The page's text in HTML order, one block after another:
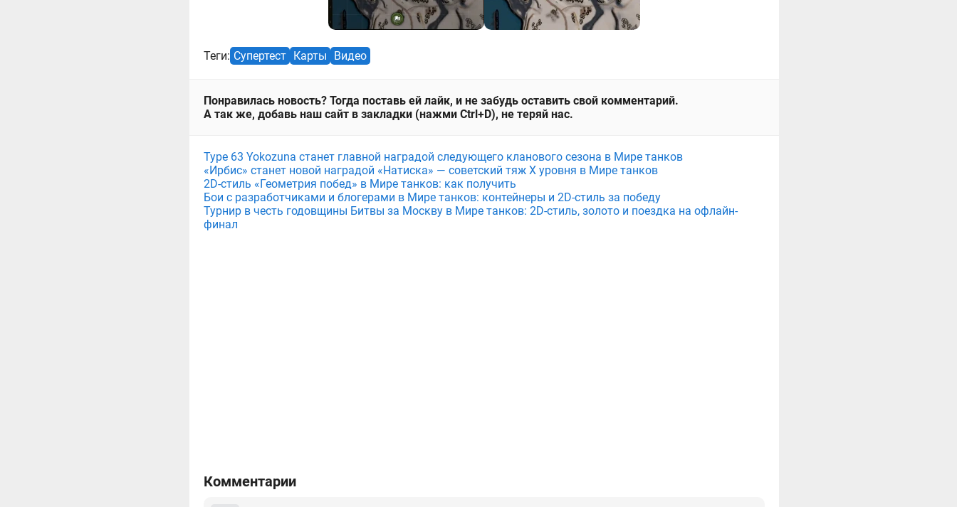
Теги: Супертест Карты Видео
Понравилась новость? Тогда поставь ей лайк, и не забудь оставить свой комментарий.
А так же, добавь наш сайт в закладки (нажми Ctrl+D), не теряй нас.
Type 63 Yokozuna станет главной наградой следующего кланового сезона в Мире танков
«Ирбис» станет новой наградой «Натиска» — советский тяж X уровня в Мире танков
2D-стиль «Геометрия побед» в Мире танков: как получить
Бои с разработчиками и блогерами в Мире танков: контейнеры и 2D-стиль за победу
Турнир в честь годовщины Битвы за Москву в Мире танков: 2D-стиль, золото и поездка на офлайн-
финал
Комментарии